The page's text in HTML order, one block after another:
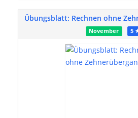
Übungsblatt: Rechnen ohne
November 5